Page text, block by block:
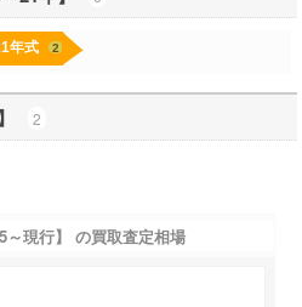
年式 2
2
～現行】 の買取査定相場